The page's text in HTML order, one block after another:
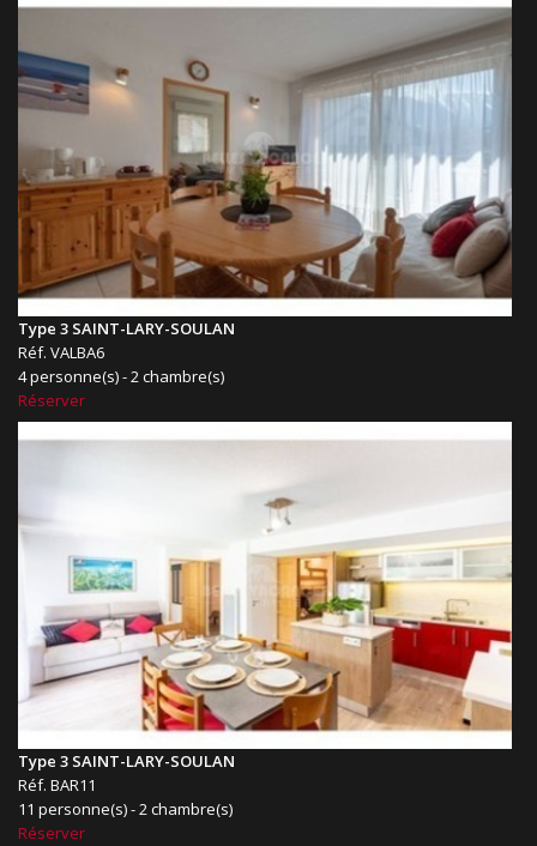
Type 3 SAINT-LARY-SOULAN
Réf. VALBA6
4 personne(s) - 2 chambre(s)
Réserver
Type 3 SAINT-LARY-SOULAN
Réf. BAR11
11 personne(s) - 2 chambre(s)
Réserver